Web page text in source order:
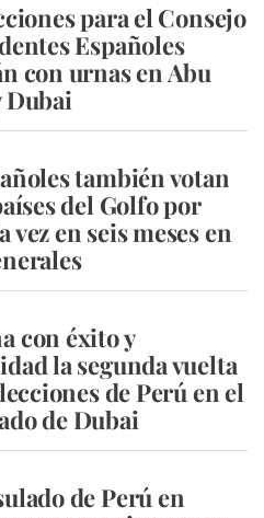
para el Consejo
Españoles
con urnas en Abu
Dubai
también votan
del Golfo por
vez en seis meses en
con éxito y
la segunda vuelta
de Perú en el
de Dubai
de Perú en